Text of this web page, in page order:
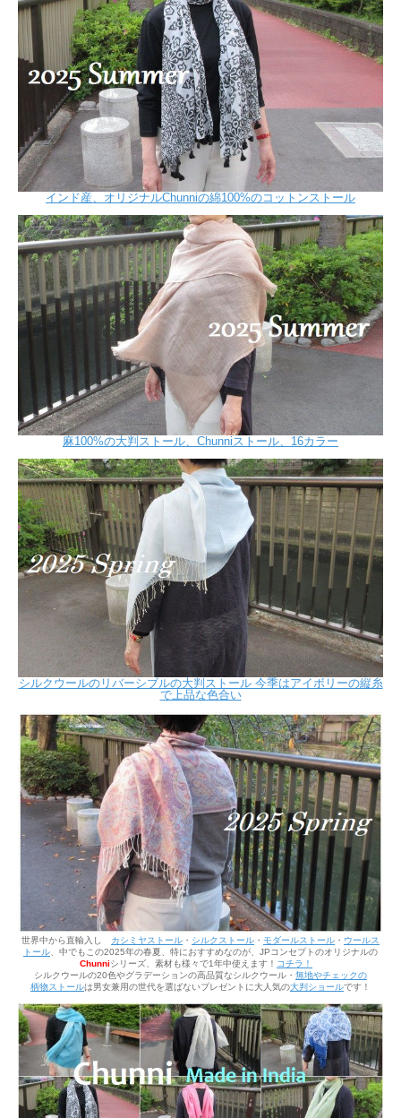
インド産、オリジナルChunniの綿100%のコットンストール
麻100%の大判ストール、Chunniストール、16カラー
シルクウールのリバーシブルの大判ストール 今季はアイボリーの縦糸
で上品な色合い
世界中から直輸入し カシミヤストール ・ シルクストール ・ モダールストール ・ ウールス
トール 、中でもこの2025年の春夏、 特におすすめなのが、JPコンセプトのオリジナルの
Chunniシリーズ、素材も様々で1年中使えます！ コチラ！
シルクウールの20色やグラデーションの高品質なシルクウール ・ 無地やチェックの
柄物ストールは男女兼用の世代を選ばないプレゼントに大人気の大判ショールです！